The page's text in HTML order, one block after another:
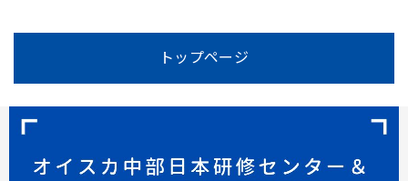
トップページ